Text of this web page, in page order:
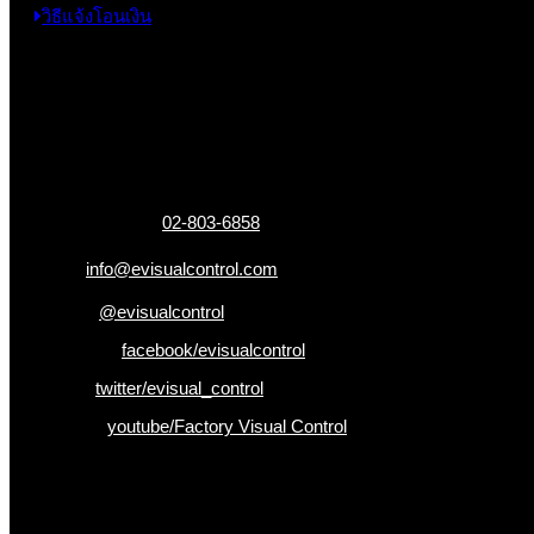
วิธีแจ้งโอนเงิน
02-803-6858
info@evisualcontrol.com
@evisualcontrol
facebook/evisualcontrol
twitter/evisual_control
youtube/Factory Visual Control